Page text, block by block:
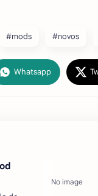
#mods #novos